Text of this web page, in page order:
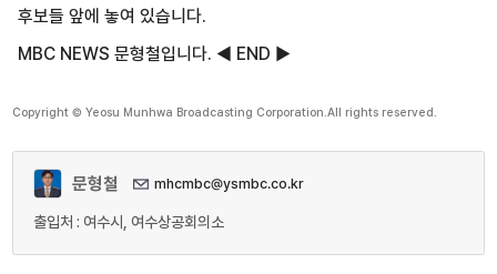
후보들 앞에 놓여 있습니다.
MBC NEWS 문형철입니다. ◀ END ▶
Copyright © Yeosu Munhwa Broadcasting Corporation.All rights reserved.
문형철 mhcmbc@ysmbc.co.kr
출입처 : 여수시, 여수상공회의소